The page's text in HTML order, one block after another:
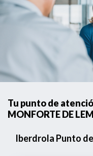
Tu punto de
MONFORTE DE
Iberdrola Punto